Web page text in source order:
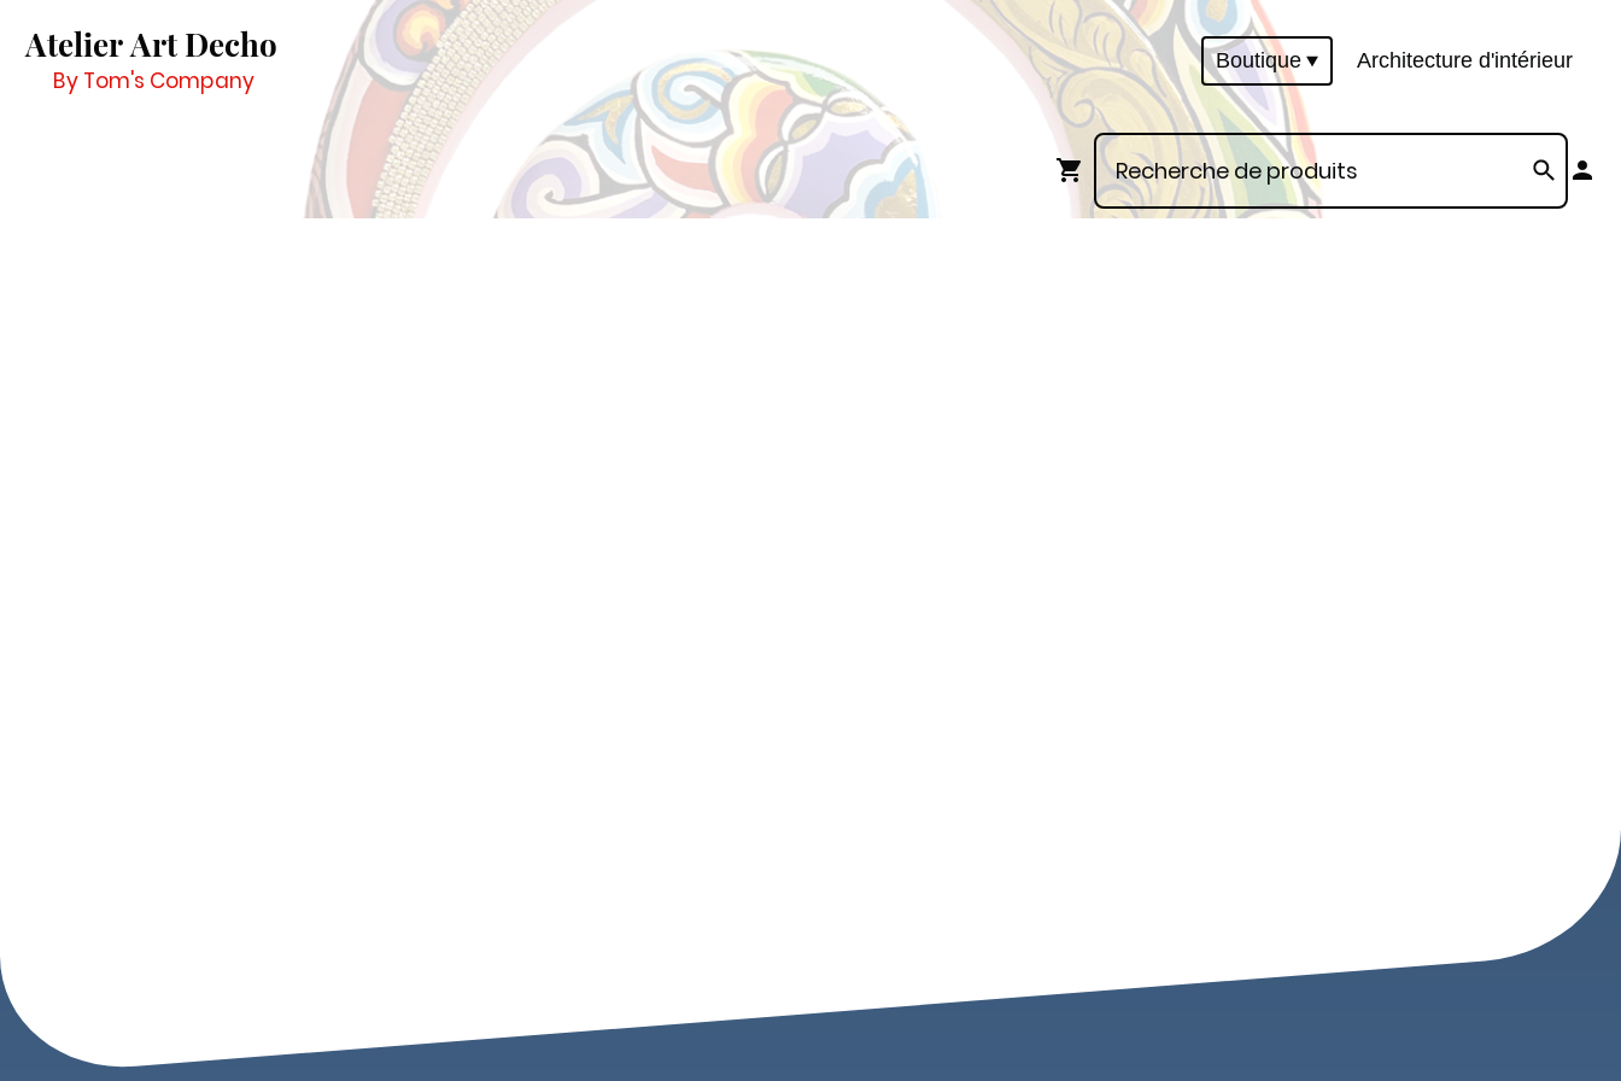
Atelier Art Decho
By Tom's Company
Boutique Architecture d'intérieur